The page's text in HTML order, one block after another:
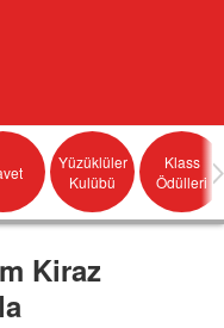
Yüzüklüler
Kulübü
Klass
Ödülleri
Kiraz